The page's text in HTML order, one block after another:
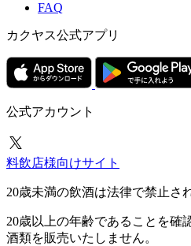
FAQ
カクヤス公式アプリ
公式アカウント
料飲店様向けサイト
20歳未満の飲酒は法律で禁止さ
20歳以上の年齢であることを確
酒類を販売いたしません。